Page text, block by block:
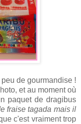
de gourmandise !
et au moment où
paquet de dragibus
fraise tagada mais il
c'est vraiment trop